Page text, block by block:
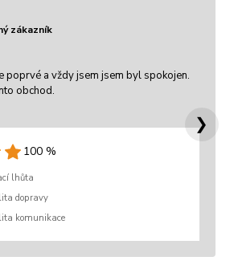
zákazník
poprvé a vždy jsem jsem byl spokojen.
obchod.
100 %
lhůta
dopravy
komunikace
❯